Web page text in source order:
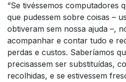
“Se tivéssemos computadores
que pudessem sobre coisas –
obtiveram sem nossa ajuda –,
acompanhar e contar tudo e
perdas e custos. Saberíamos
precisassem ser substituídas,
recolhidas, e se estivessem